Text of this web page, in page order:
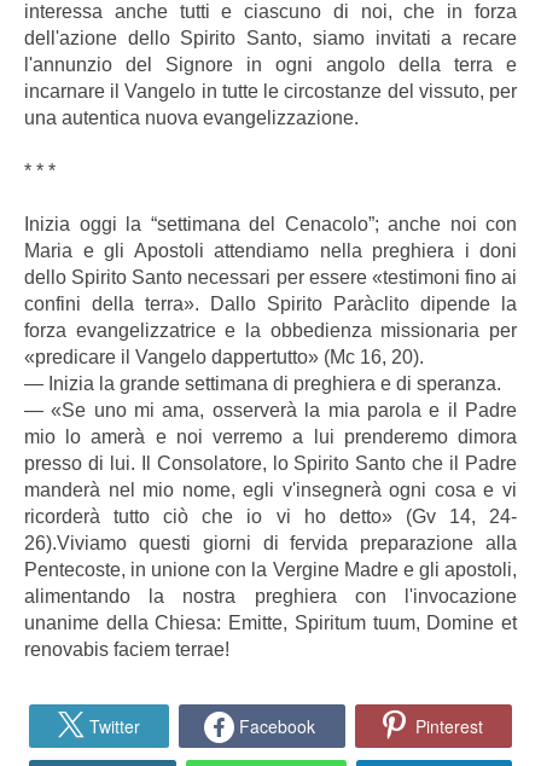
interessa anche tutti e ciascuno di noi, che in forza
dell'azione dello Spirito Santo, siamo invitati a recare
l'annunzio del Signore in ogni angolo della terra e
incarnare il Vangelo in tutte le circostanze del vissuto, per
una autentica nuova evangelizzazione.
* * *
Inizia oggi la “settimana del Cenacolo”; anche noi con
Maria e gli Apostoli attendiamo nella preghiera i doni
dello Spirito Santo necessari per essere «testimoni fino ai
confini della terra». Dallo Spirito Paràclito dipende la
forza evangelizzatrice e la obbedienza missionaria per
«predicare il Vangelo dappertutto» (Mc 16, 20).
― Inizia la grande settimana di preghiera e di speranza.
― «Se uno mi ama, osserverà la mia parola e il Padre
mio lo amerà e noi verremo a lui prenderemo dimora
presso di lui. Il Consolatore, lo Spirito Santo che il Padre
manderà nel mio nome, egli v'insegnerà ogni cosa e vi
ricorderà tutto ciò che io vi ho detto» (Gv 14, 24-
26).Viviamo questi giorni di fervida preparazione alla
Pentecoste, in unione con la Vergine Madre e gli apostoli,
alimentando la nostra preghiera con l'invocazione
unanime della Chiesa: Emitte, Spiritum tuum, Domine et
renovabis faciem terrae!
Twitter Facebook Pinterest